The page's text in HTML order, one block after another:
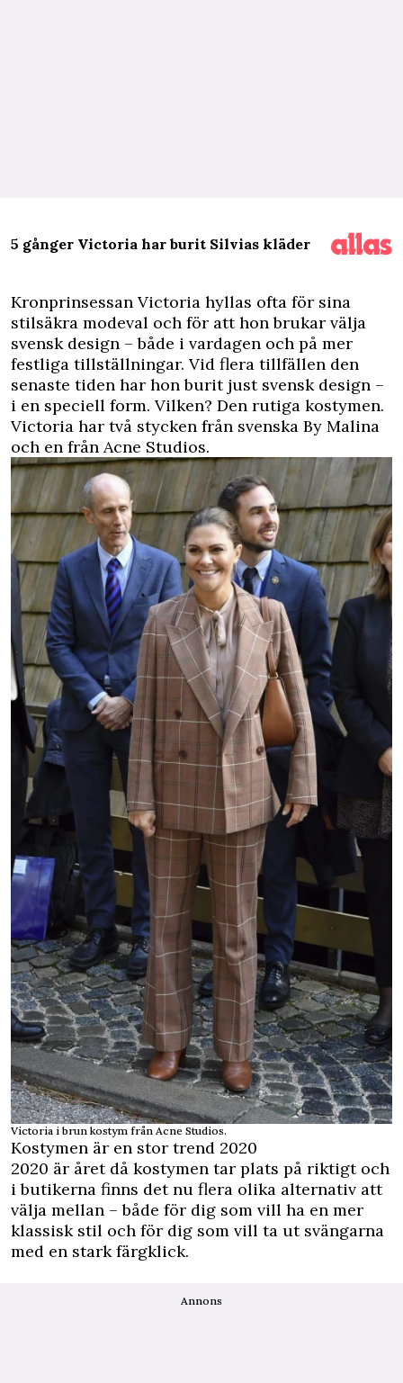
5 gånger Victoria har burit Silvias kläder
Kronprinsessan Victoria hyllas ofta för sina
stilsäkra modeval och för att hon brukar välja
svensk design – både i vardagen och på mer
festliga tillställningar. Vid flera tillfällen den
senaste tiden har hon burit just svensk design –
i en speciell form. Vilken? Den rutiga kostymen.
Victoria har två stycken från svenska By Malina
och en från Acne Studios.
Victoria i brun kostym från Acne Studios.
Kostymen är en stor trend 2020
2020 är året då kostymen tar plats på riktigt och
i butikerna finns det nu flera olika alternativ att
välja mellan – både för dig som vill ha en mer
klassisk stil och för dig som vill ta ut svängarna
med en stark färgklick.
Annons